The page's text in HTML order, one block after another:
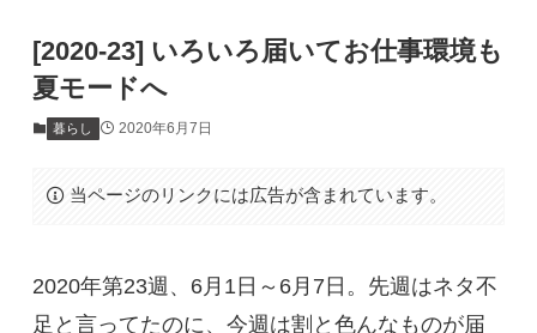
[2020-23] いろいろ届いてお仕事環境も
夏モードへ
暮らし 2020年6月7日
当ページのリンクには広告が含まれています。
2020年第23週、6月1日～6月7日。先週はネタ不
足と言ってたのに、今週は割と色んなものが届